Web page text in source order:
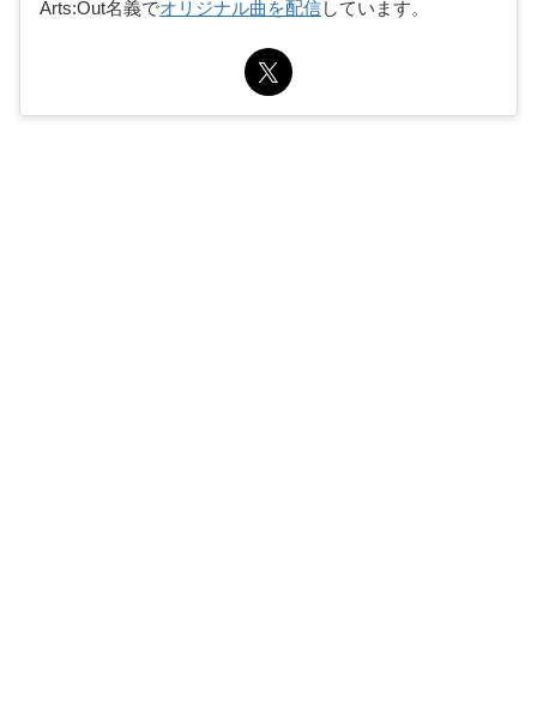
Arts:Out名義でオリジナル曲を配信しています。